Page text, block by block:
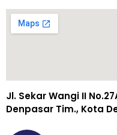
Jl. Sekar Wangi II
Denpasar Tim., Kota